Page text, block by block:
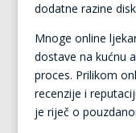
dodatne razine
Mnoge online
dostave na kućnu
proces. Prilikom
recenzije i
je riječ o